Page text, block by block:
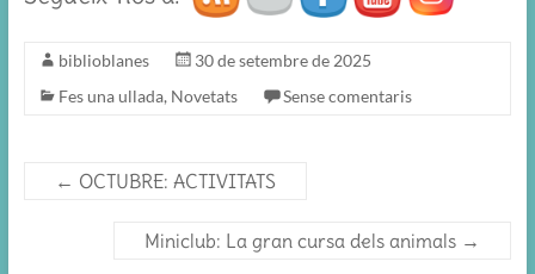
biblioblanes
30 de setembre de 2025
Fes una ullada, Novetats Sense comentaris
← OCTUBRE: ACTIVITATS
Miniclub: La gran cursa dels animals →